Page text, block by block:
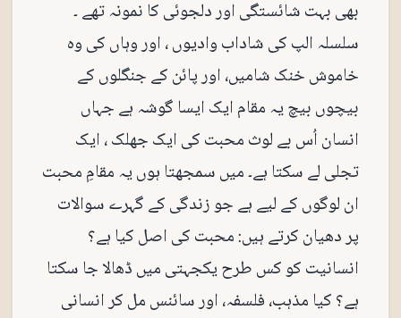
بھی بہت شائستگی اور دلجوئی کا نمونہ تھے ۔
سلسلہ الپ کی شاداب وادیوں ، اور وہاں کی وہ
خاموش خنک شامیں، اور پائن کے جنگلوں کے
بیچوں بیچ یہ مقام ایک ایسا گوشہ ہے جہاں
انسان اُس بے لوث محبت کی ایک جھلک ، ایک
تجلی لے سکتا ہے۔ میں سمجھتا ہوں یہ مقامِ محبت
ان لوگوں کے لیے ہے جو زندگی کے گہرے سوالات
پر دھیان کرتے ہیں: محبت کی اصل کیا ہے؟
انسانیت کو کس طرح یکجہتی میں ڈھالا جا سکتا
ہے؟ کیا مذہب، فلسفہ، اور سائنس مل کر انسانی